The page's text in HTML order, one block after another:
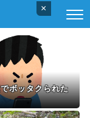
×
ボッタクられた